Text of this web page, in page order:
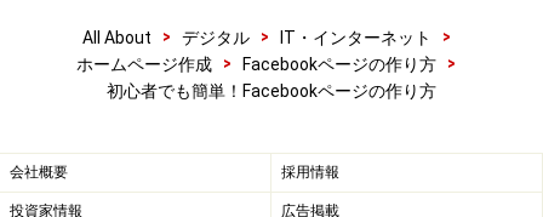
All About > デジタル > IT・インターネット
>
ホームページ作成
> Facebookページの作り方
>
初心者でも簡単！Facebookページの作り方
会社概要 採用情報
投資家情報 広告掲載